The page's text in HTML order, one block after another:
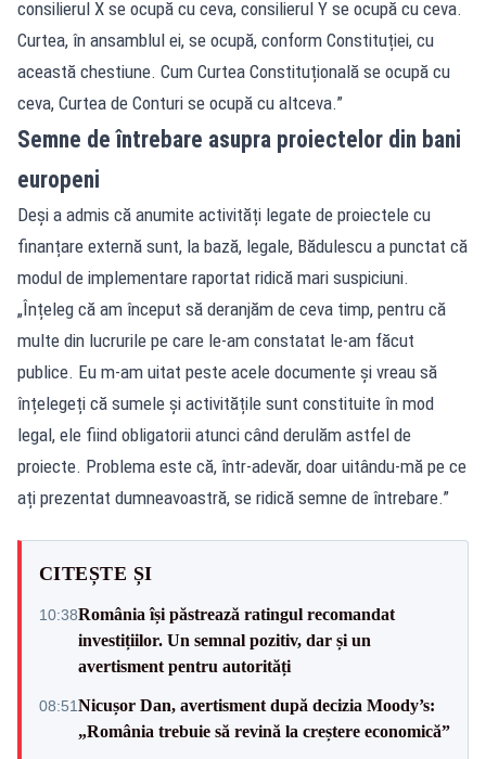
consilierul X se ocupă cu ceva, consilierul Y se ocupă cu ceva.
Curtea, în ansamblul ei, se ocupă, conform Constituției, cu
această chestiune. Cum Curtea Constituțională se ocupă cu
ceva, Curtea de Conturi se ocupă cu altceva.”
Semne de întrebare asupra proiectelor din bani
europeni
Deși a admis că anumite activități legate de proiectele cu
finanțare externă sunt, la bază, legale, Bădulescu a punctat că
modul de implementare raportat ridică mari suspiciuni.
„Înțeleg că am început să deranjăm de ceva timp, pentru că
multe din lucrurile pe care le-am constatat le-am făcut
publice. Eu m-am uitat peste acele documente și vreau să
înțelegeți că sumele și activitățile sunt constituite în mod
legal, ele fiind obligatorii atunci când derulăm astfel de
proiecte. Problema este că, într-adevăr, doar uitându-mă pe ce
ați prezentat dumneavoastră, se ridică semne de întrebare.”
CITEȘTE ȘI
10:38România își păstrează ratingul recomandat
investițiilor. Un semnal pozitiv, dar și un
avertisment pentru autorități
08:51Nicușor Dan, avertisment după decizia Moody’s:
„România trebuie să revină la creștere economică”